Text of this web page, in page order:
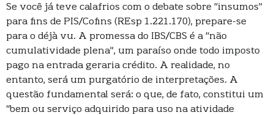
Se você já teve calafrios com o debate sobre “insumos”
para fins de PIS/Cofins (REsp 1.221.170), prepare-se
para o déjà vu. A promessa do IBS/CBS é a “não
cumulatividade plena”, um paraíso onde todo imposto
pago na entrada geraria crédito. A realidade, no
entanto, será um purgatório de interpretações. A
questão fundamental será: o que, de fato, constitui um
“bem ou serviço adquirido para uso na atividade